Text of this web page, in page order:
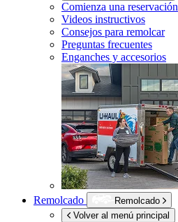
Comienza una reservación
Videos instructivos
Consejos para remolcar
Preguntas frecuentes
Enganches y accesorios
Remolcado
Remolcado
Volver al menú principal